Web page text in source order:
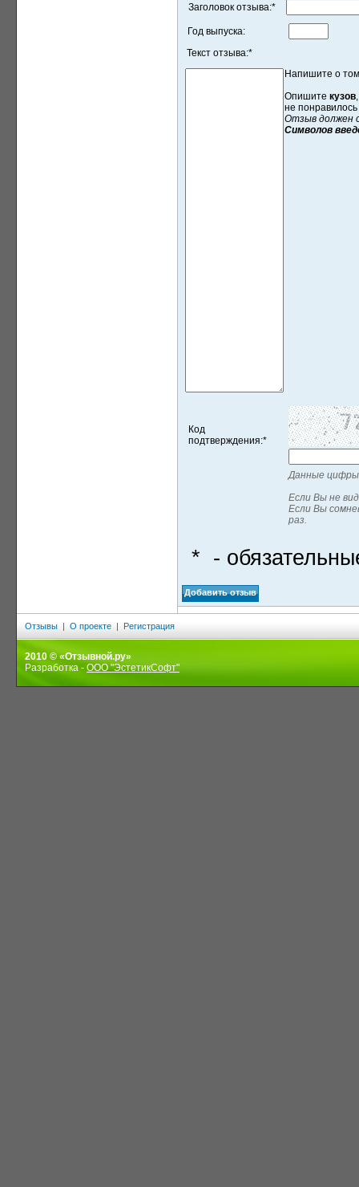
Заголовок отзыва:*
Год выпуска:
Текст отзыва:*
Напишите о
Опишите кузов
не
Отзыв должен
Символов
Код
подтверждения:*
Данные
Если Вы не
Если Вы
раз.
* -
Отзывы | О проекте | Регистрация
2010 © «Отзывной.ру»
Разработка - ООО "ЭстетикСофт"